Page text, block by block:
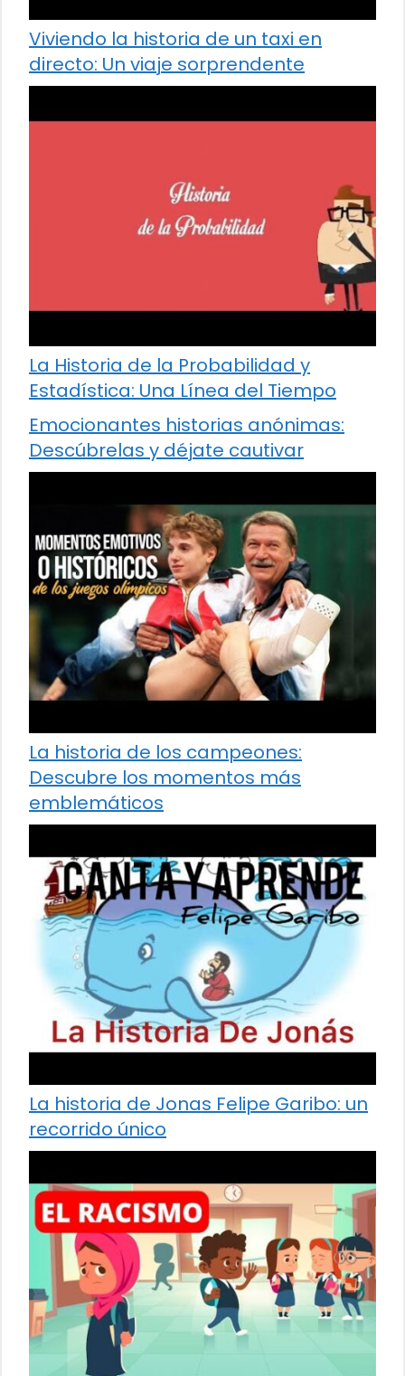
Viviendo la historia de un taxi en
directo: Un viaje sorprendente
La Historia de la Probabilidad y
Estadística: Una Línea del Tiempo
Emocionantes historias anónimas:
Descúbrelas y déjate cautivar
La historia de los campeones:
Descubre los momentos más
emblemáticos
La historia de Jonas Felipe Garibo: un
recorrido único